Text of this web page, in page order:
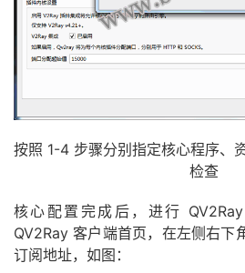
按照 1-4 步骤分别指定核心程序、
检查
核心配置完成后，进行
QV2Ray 客户端首页，在左侧右下
订阅地址，如图：